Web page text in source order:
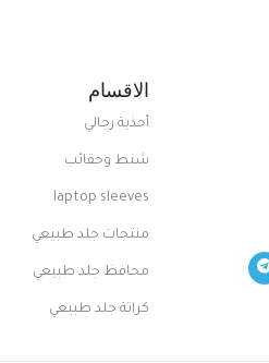
الاقسام
أحذية رجالي
شنط وحقائب
laptop sleeves
منتجات جلد طبيعي
محافظ جلد طبيعي
كراتة جلد طبيعي